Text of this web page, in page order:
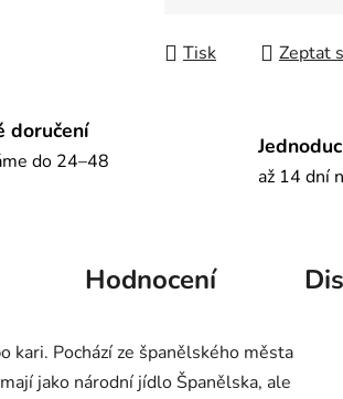
Tisk Zeptat
doručení
do 24–48
až 14 dní
Hodnocení
kari. Pochází ze španělského města
jako národní jídlo Španělska, ale